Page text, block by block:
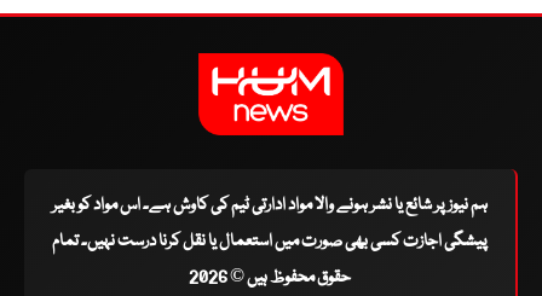
ہم نیوز پر شائع یا نشر ہونے والا مواد ادارتی ٹیم کی کاوش ہے۔ اس مواد کو بغیر
پیشگی اجازت کسی بھی صورت میں استعمال یا نقل کرنا درست نہیں۔ تمام
حقوق محفوظ ہیں © 2026